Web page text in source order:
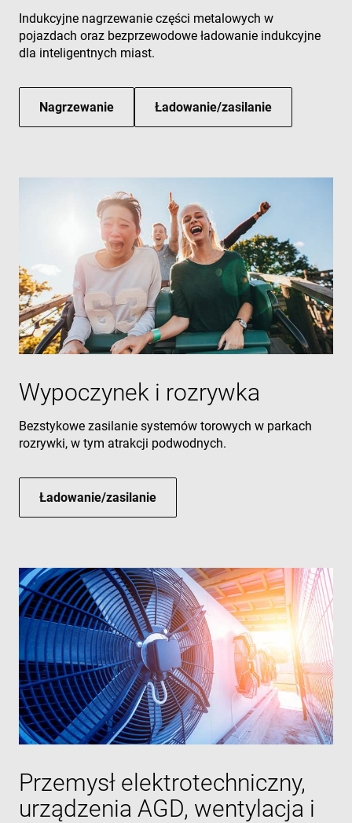
Indukcyjne nagrzewanie części metalowych w
pojazdach oraz bezprzewodowe ładowanie indukcyjne
dla inteligentnych miast.
Nagrzewanie Ładowanie/zasilanie
Wypoczynek i rozrywka
Bezstykowe zasilanie systemów torowych w parkach
rozrywki, w tym atrakcji podwodnych.
Ładowanie/zasilanie
Przemysł elektrotechniczny,
urządzenia AGD, wentylacja i